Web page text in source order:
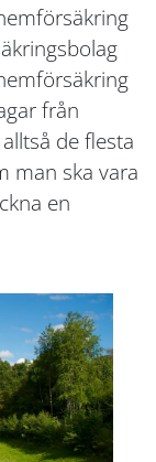
från
de flesta
man ska vara
en